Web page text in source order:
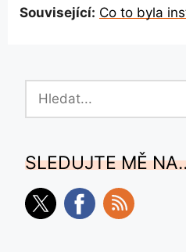
Související: Co to byla
SLEDUJTE MĚ